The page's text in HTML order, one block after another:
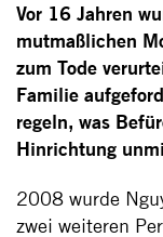
Vor 16 Jahren
mutmaßlichen
zum Tode
Familie
regeln, was
Hinrichtung
2008 wurde
zwei weiteren